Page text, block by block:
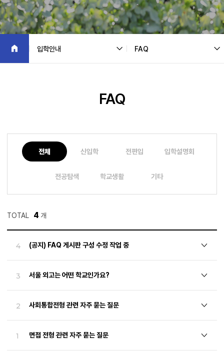
입학안내 FAQ
FAQ
전체 신입학 전편입 입학설명회
전공탐색 학교생활 기타
TOTAL 4 개
4 (공지) FAQ 게시판 구성 수정 작업 중
3 서울 외고는 어떤 학교인가요?
2 사회통합전형 관련 자주 묻는 질문
1 면접 전형 관련 자주 묻는 질문